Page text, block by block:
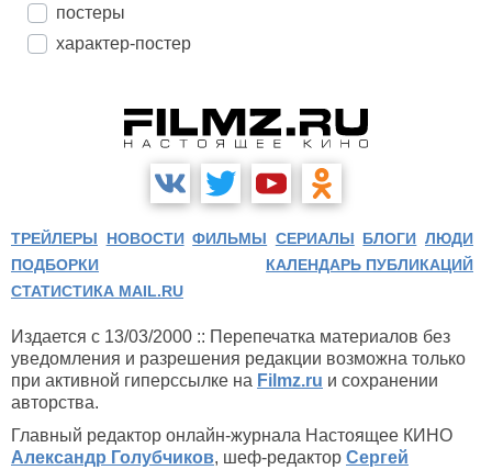
постеры
характер-постер
ТРЕЙЛЕРЫ НОВОСТИ ФИЛЬМЫ СЕРИАЛЫ БЛОГИ ЛЮДИ
ПОДБОРКИ
КАЛЕНДАРЬ ПУБЛИКАЦИЙ
СТАТИСТИКА MAIL.RU
Издается с 13/03/2000 :: Перепечатка материалов без
уведомления и разрешения редакции возможна только
при активной гиперссылке на Filmz.ru и сохранении
авторства.
Главный редактор онлайн-журнала Настоящее КИНО
Александр Голубчиков, шеф-редактор Сергей